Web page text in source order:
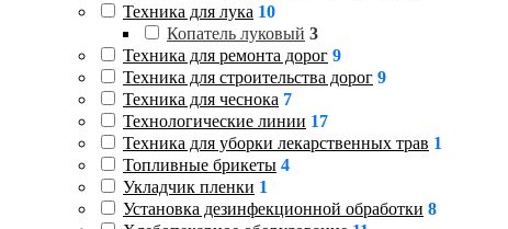
Техника для лука 10
Копатель луковый 3
Техника для ремонта дорог 9
Техника для строительства дорог 9
Техника для чеснока 7
Технологические линии 17
Техника для уборки лекарственных трав 1
Топливные брикеты 4
Укладчик пленки 1
Установка дезинфекционной обработки 8